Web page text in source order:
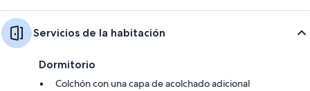
Servicios de la habitación
Dormitorio
Colchón con una capa de acolchado adicional